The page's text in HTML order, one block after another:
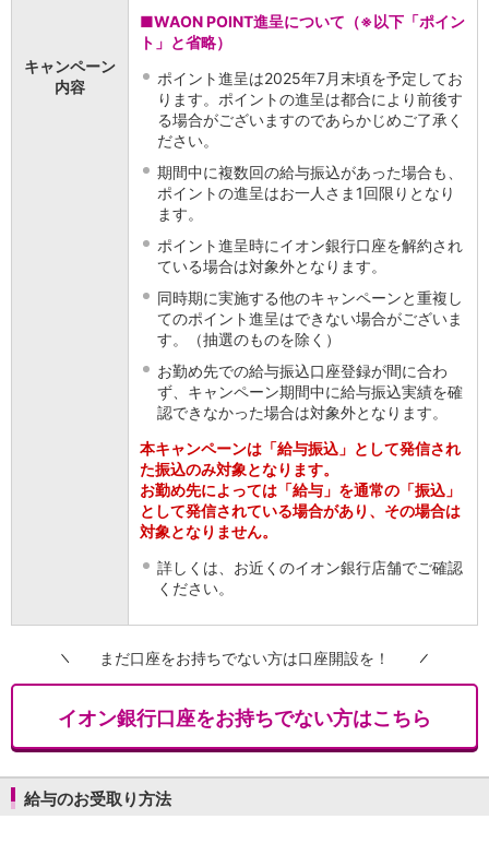
支払・入金・サービス
支払・入金
TOP
WEB即時決済サービス
相続・税務のご相談
山形県
関東／北陸・甲信越
茨城県
栃木県
群馬県
キャンペーン
内容
■WAON POINT進呈について（※以下「ポイン
ト」と省略）
ポイント進呈は2025年7月末頃を予定してお
ります。ポイントの進呈は都合により前後す
る場合がございますのであらかじめご了承く
ださい。
期間中に複数回の給与振込があった場合も、
ポイントの進呈はお一人さま1回限りとなり
ます。
ポイント進呈時にイオン銀行口座を解約され
ている場合は対象外となります。
同時期に実施する他のキャンペーンと重複し
てのポイント進呈はできない場合がございま
す。（抽選のものを除く）
お勤め先での給与振込口座登録が間に合わ
ず、キャンペーン期間中に給与振込実績を確
認できなかった場合は対象外となります。
本キャンペーンは「給与振込」として発信され
た振込のみ対象となります。
お勤め先によっては「給与」を通常の「振込」
として発信されている場合があり、その場合は
対象となりません。
詳しくは、お近くのイオン銀行店舗でご確認
ください。
まだ口座をお持ちでない方は口座開設を！
イオン銀行口座をお持ちでない方はこちら
給与のお受取り方法